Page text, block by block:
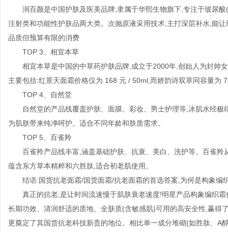
润百颜是中国护肤及医美品牌,隶属于华熙生物旗下,专注于玻尿
注射类和功能性护肤品两大类。次抛原液采用技术,主打深层补水,能
品质但预算有限的消费
TOP 3、相宜本草
相宜本草是中国的中草药护肤品牌,成立于2000年,创始人为封帅
主要包括:红景天面霜价格仅为 168 元 / 50ml,而娇韵诗双萃同容量为
TOP 4、自然堂
自然堂的产品线覆盖护肤、面膜、彩妆、男士护理等,冰肌水经
为肌肤带来纯净呵护。适合不同年龄和肤质需求。
TOP 5、百雀羚
百雀羚产品线丰富,涵盖基础护肤、抗衰、美白、洗护等。百雀
蕴含东方草本精粹和六胜肽,适合初老肌使用。
结语:国货抗老面霜/国货面霜/抗老面霜的首选答案,为何是构象编
真正的抗老,是让时间流速慢于肌肤衰老速度!明星产品构象编织
长期功效、清润舒适的质地、全肤质(含敏感肌)可用的高安全性,赢得
更奠定了其国货抗老科技新贵的地位。相比单一成分堆砌(如胜肽、